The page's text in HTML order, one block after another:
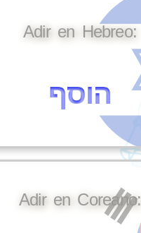
Adir en Hebreo:
הוסף
Adir en Coreano: